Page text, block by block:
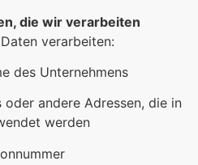
die wir verarbeiten
verarbeiten:
des Unternehmens
andere Adressen, die in
werden